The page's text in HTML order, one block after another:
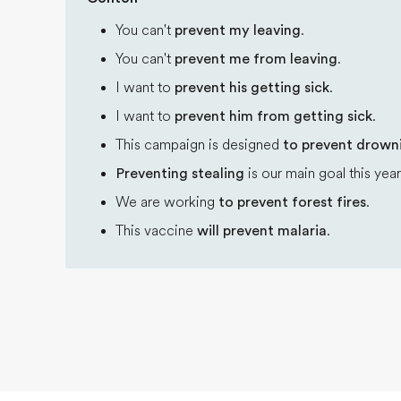
You can't prevent my leaving.
You can't prevent me from leaving.
I want to prevent his getting sick.
I want to prevent him from getting sick.
This campaign is designed to prevent
Preventing stealing is our main goal this
We are working to prevent forest fires.
This vaccine will prevent malaria.